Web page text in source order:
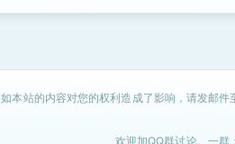
如本站的内容对您的权利造成了影响，请发邮件
欢迎加QQ群讨论。一